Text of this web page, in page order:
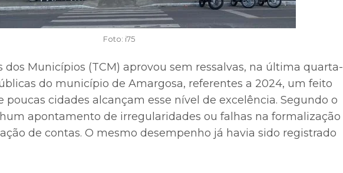
Foto: i75
dos Municípios (TCM) aprovou sem ressalvas, na última quarta-
do município de Amargosa, referentes a 2024, um feito
poucas cidades alcançam esse nível de excelência. Segundo o
apontamento de irregularidades ou falhas na formalização
de contas. O mesmo desempenho já havia sido registrado